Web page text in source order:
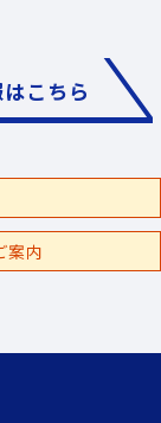
こちら
案内